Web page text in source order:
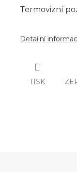
Termovizní
Detailní
TISK